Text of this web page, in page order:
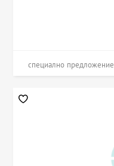
специално предложение